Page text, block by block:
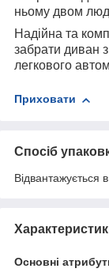
ньому двом
Надійна та
забрати диван
легкового
Приховати
Спосіб
Відвантажується
Основні